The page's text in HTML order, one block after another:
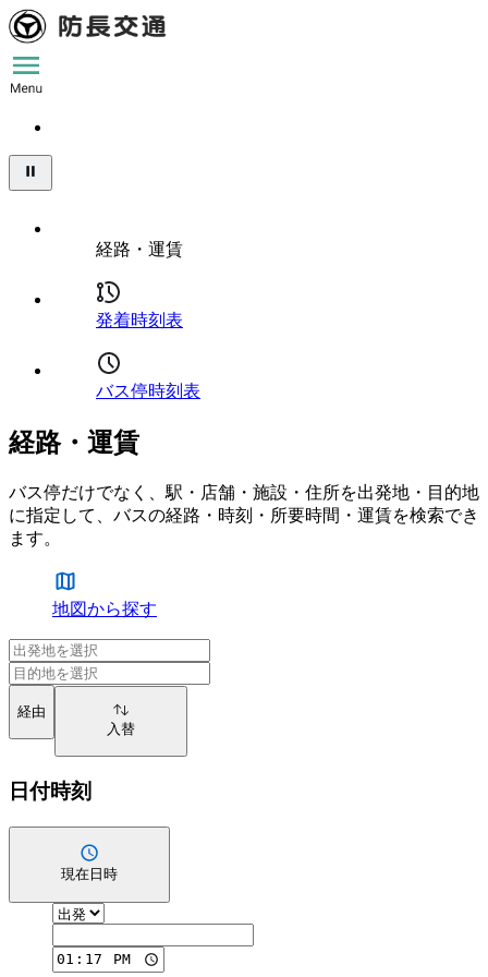
経路・運賃
発着時刻表
バス停時刻表
経路・運賃
バス停だけでなく、駅・店舗・施設・住所を出発地・目的地
に指定して、バスの経路・時刻・所要時間・運賃を検索でき
ます。
地図から探す
経由
入替
日付時刻
現在日時